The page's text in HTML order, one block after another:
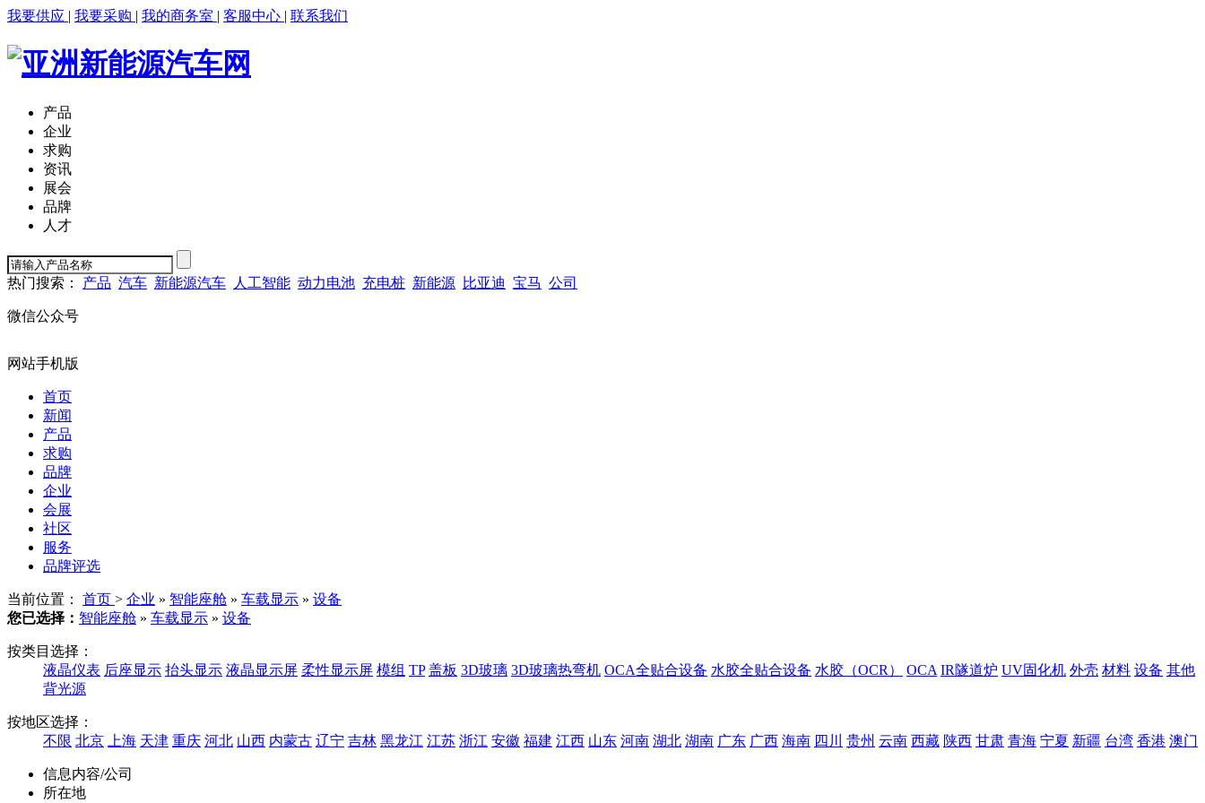
我要供应 | 我要采购 | 我的商务室 | 客服中心 | 联系我们
产品
企业
求购
资讯
展会
品牌
人才
热门搜索： 产品 汽车 新能源汽车 人工智能 动力电池 充电桩 新能源 比亚迪 宝马 公司
微信公众号
网站手机版
首页
新闻
产品
求购
品牌
企业
会展
社区
服务
品牌评选
当前位置： 首页 > 企业 » 智能座舱 » 车载显示 » 设备
您已选择： 智能座舱 » 车载显示 » 设备
按类目选择：
液晶仪表 后座显示 抬头显示 液晶显示屏 柔性显示屏 模组 TP 盖板 3D玻璃 3D玻璃热弯机 OCA全贴合设备 水胶全贴合设备 水胶（OCR） OCA IR隧道炉 UV固化机 外壳 材料 设备 其他
背光源
按地区选择：
不限 北京 上海 天津 重庆 河北 山西 内蒙古 辽宁 吉林 黑龙江 江苏 浙江 安徽 福建 江西 山东 河南 湖北 湖南 广东 广西 海南 四川 贵州 云南 西藏 陕西 甘肃 青海 宁夏 新疆 台湾 香港 澳门
信息内容/公司
所在地